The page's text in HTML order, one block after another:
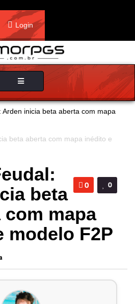
Login
Toggle
navigation
inicia beta aberta com mapa
0
0
beta
com mapa
modelo F2P